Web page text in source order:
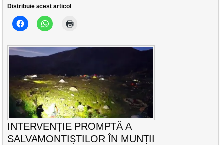
Distribuie acest articol
INTERVENȚIE PROMPTĂ A
SALVAMONTIȘTILOR ÎN MUNȚII